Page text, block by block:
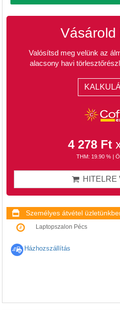
Vásárold
Valósítsd meg velünk az
alacsony havi
4 278 Ft
THM: 19.90 % |
HITELRE
Személyes átvétel
Laptopszalon Pécs
Házhozszállítás